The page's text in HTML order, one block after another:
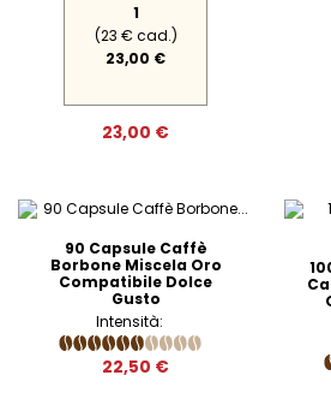
1
(23 € cad.)
23,00 €
23,00 €
90 Capsule Caffè
Borbone Miscela Oro
Compatibile Dolce
Gusto
Intensità:
22,50 €